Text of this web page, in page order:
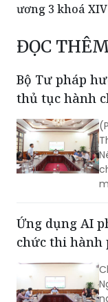
ương 3 khoá XIV
ĐỌC
Bộ Tư pháp
thủ tục hành
Ứng dụng AI
chức thi hành